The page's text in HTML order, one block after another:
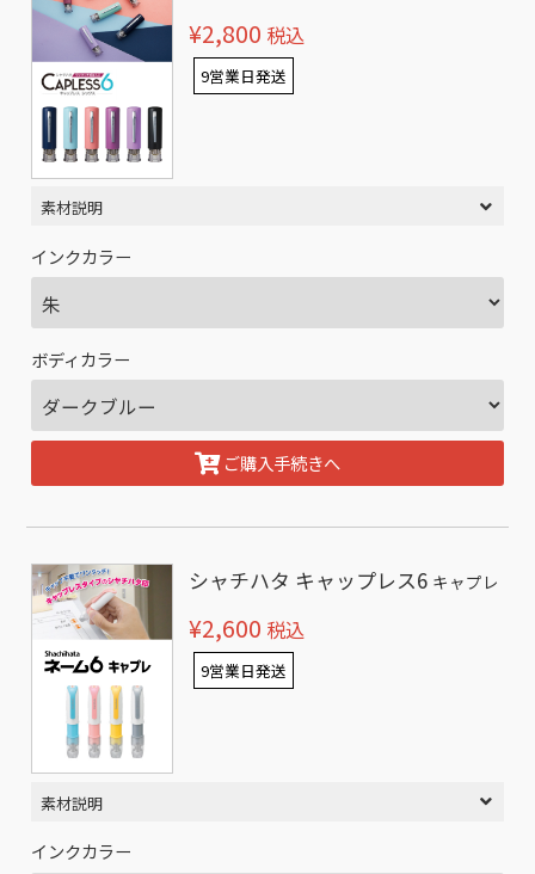
¥2,800 税込
9営業日発送
素材説明
インクカラー
ボディカラー
ご購入手続きへ
シャチハタ キャップレス6 キャプレ
¥2,600 税込
9営業日発送
素材説明
インクカラー